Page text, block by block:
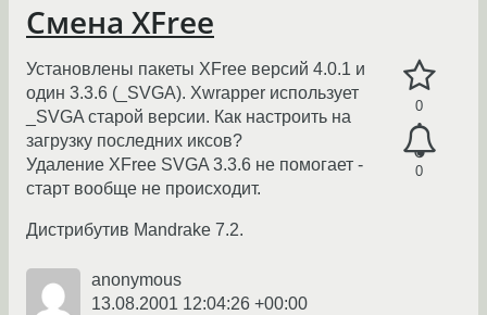
Смена XFree
0
0
Установлены пакеты XFree версий 4.0.1 и
один 3.3.6 (_SVGA). Xwrapper использует
_SVGA старой версии. Как настроить на
загрузку последних иксов?
Удаление XFree SVGA 3.3.6 не помогает -
старт вообще не происходит.
Дистрибутив Mandrake 7.2.
anonymous
13.08.2001 12:04:26 +00:00